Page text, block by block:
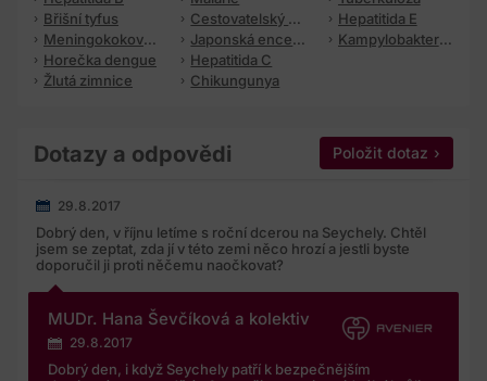
se zpracováním dle výše zmíněnýchprávních předpisů, a
to jak ve vztahu k osobním údajům, tak i ke zvláštní
kategorii osobních údajů, zejména pak:
zpracování;
s právem na přenositelnostúdajů ve strukturovaném,
běžně používaném a strojověčitelnémformátu;
s právem kdykoliv souhlas se zpracováním odvolat;
a s právem podat stížnost u dozorového úřadu, kterým je
Úřad pro ochranu osobních údajů.
Břišní tyfus
Meningokoková meningitida
Horečka dengue
Žlutá zimnice
Cestovatelský průjem
Japonská encefalitida
Hepatitida C
Chikungunya
Hepatitida E
Kampylobakterióza
Položit dotaz
Dotazy a odpovědi
29.8.2017
Dobrý den, v říjnu letíme s roční dcerou na Seychely. Chtěl
jsem se zeptat, zda jí v této zemi něco hrozí a jestli byste
doporučil ji proti něčemu naočkovat?
MUDr. Hana Ševčíková a kolektiv
29.8.2017
Dobrý den, i když Seychely patří k bezpečnějším